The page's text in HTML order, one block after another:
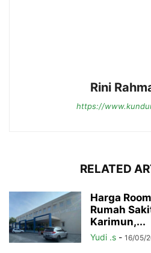
Rini
https://
RELATED
Harga
Rumah
Karimun,...
Yudi .s - 16/05/